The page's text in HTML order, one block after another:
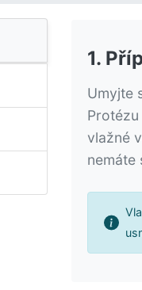
1.
Umyjte
vlažné
nemáte